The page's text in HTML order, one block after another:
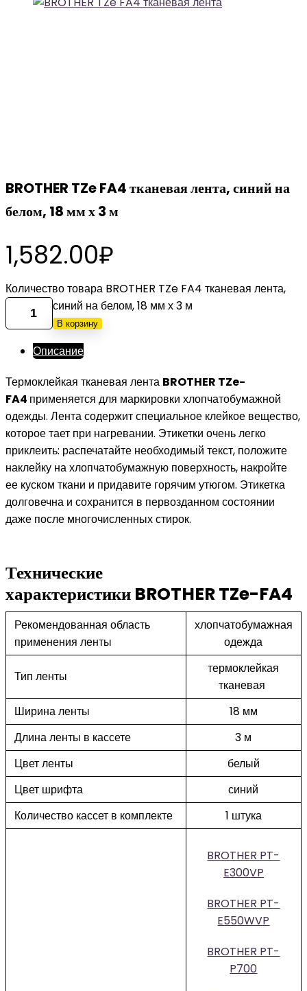
BROTHER TZe FA4 тканевая лента, синий на
белом, 18 мм х 3 м
1,582.00₽
Количество товара BROTHER TZe FA4 тканевая лента,
синий на белом, 18 мм х 3 м
В корзину
Описание
Термоклейкая тканевая лента BROTHER TZe-
FA4 применяется для маркировки хлопчатобумажной
одежды. Лента содержит специальное клейкое вещество,
которое тает при нагревании. Этикетки очень легко
приклеить: распечатайте необходимый текст, положите
наклейку на хлопчатобумажную поверхность, накройте
ее куском ткани и придавите горячим утюгом. Этикетка
долговечна и сохранится в первозданном состоянии
даже после многочисленных стирок.
Технические
характеристики BROTHER TZe-FA4
Рекомендованная область
применения ленты
хлопчатобумажная
одежда
Тип ленты
термоклейкая
тканевая
Ширина ленты
18 мм
Длина ленты в кассете
3 м
Цвет ленты
белый
Цвет шрифта
синий
Количество кассет в комплекте
1 штука
BROTHER PT-
E300VP
BROTHER PT-
E550WVP
BROTHER PT-
P700